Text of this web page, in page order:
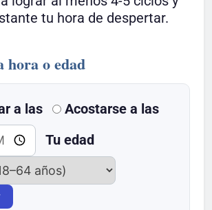
tu hora de despertar.
hora o edad
a las
Acostarse a las
Tu edad